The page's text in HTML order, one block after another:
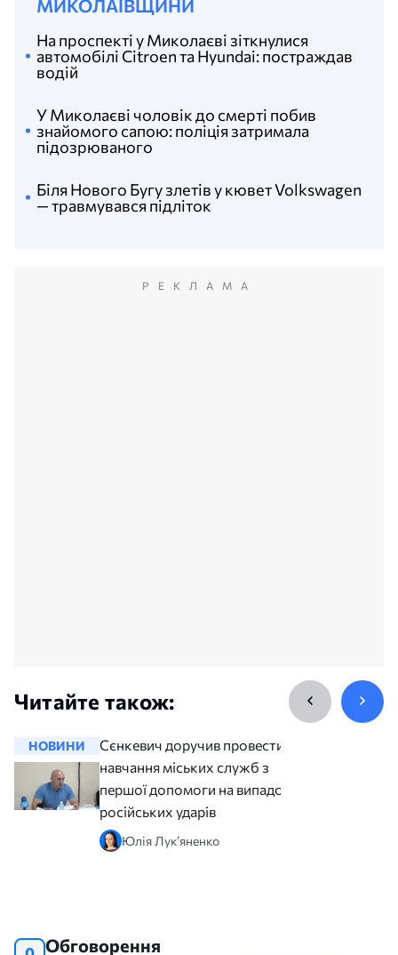
МИКОЛАЇВЩИНИ
Біля Нового Бугу злетів у кювет Volkswagen
— травмувався підліток
У Миколаєві чоловік до смерті побив
знайомого сапою: поліція затримала
підозрюваного
На проспекті у Миколаєві зіткнулися
автомобілі Citroen та Hyundai: постраждав
водій
РЕКЛАМА
Читайте також:
НОВИНИ
Сєнкевич доручив провести
навчання міських служб з
першої допомоги на випадок
російських ударів
Юлія Лук’яненко
Обговорення